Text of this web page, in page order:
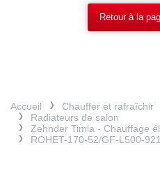
Retour à la
Accueil Chauffer et rafraîchir
Radiateurs de salon
Zehnder Timia - Chauffage
ROHET-170-52/GF-L500-